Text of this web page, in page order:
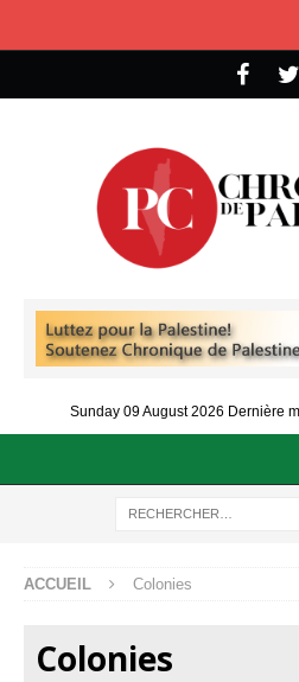
Sunday 09 August 2026 Dernière
ACCUEIL Colonies
Colonies